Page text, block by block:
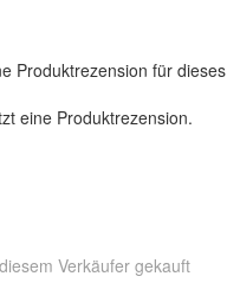
Produktrezension für dieses
eine Produktrezension.
Verkäufer gekauft